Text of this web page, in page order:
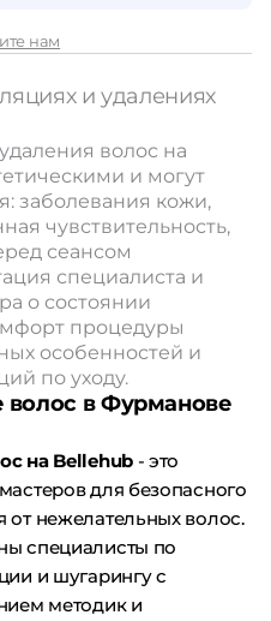
нам
и удалениях
волос на
и могут
заболевания кожи,
чувствительность,
сеансом
специалиста и
о состоянии
процедуры
особенностей и
по уходу.
в Фурманове
на Bellehub- это
для безопасного
от нежелательных волос.
специалисты по
и шугарингу с
методик и